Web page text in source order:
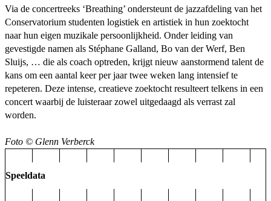
Via de concertreeks ‘Breathing’ ondersteunt de jazzafdeling van het
Conservatorium studenten logistiek en artistiek in hun zoektocht
naar hun eigen muzikale persoonlijkheid. Onder leiding van
gevestigde namen als Stéphane Galland, Bo van der Werf, Ben
Sluijs, … die als coach optreden, krijgt nieuw aanstormend talent de
kans om een aantal keer per jaar twee weken lang intensief te
repeteren. Deze intense, creatieve zoektocht resulteert telkens in een
concert waarbij de luisteraar zowel uitgedaagd als verrast zal
worden.
Foto © Glenn Verberck
Speeldata